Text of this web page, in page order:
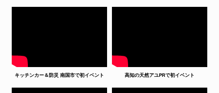
キッチンカー＆防災 南国市で初イベント 高知の天然アユPRで初イベント